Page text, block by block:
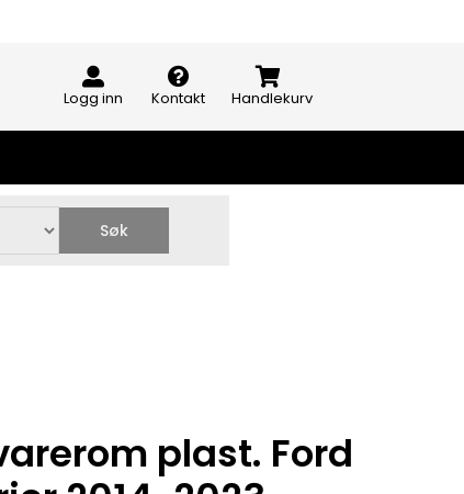
Logg inn Kontakt Handlekurv
Søk
plast. Ford